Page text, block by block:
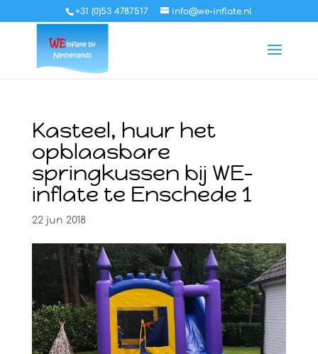
+31 (0)53 4787517 info@we-inflate.nl
Kasteel, huur het
opblaasbare
springkussen bij WE-
inflate te Enschede 1
22 jun 2018